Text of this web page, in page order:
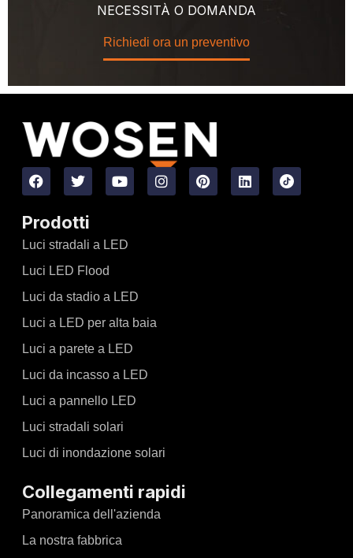
NECESSITÀ O DOMANDA
Richiedi ora un preventivo
Prodotti
Luci stradali a LED
Luci LED Flood
Luci da stadio a LED
Luci a LED per alta baia
Luci a parete a LED
Luci da incasso a LED
Luci a pannello LED
Luci stradali solari
Luci di inondazione solari
Collegamenti rapidi
Panoramica dell'azienda
La nostra fabbrica